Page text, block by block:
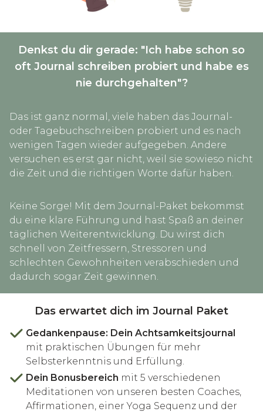
Denkst du dir gerade: "Ich habe schon so
oft Journal schreiben probiert und habe es
nie durchgehalten"?
Das ist ganz normal, viele haben das Journal-
oder Tagebuchschreiben probiert und es nach
wenigen Tagen wieder aufgegeben. Andere
versuchen es erst gar nicht, weil sie sowieso nicht
die Zeit und die richtigen Worte dafür haben.
Keine Sorge! Mit dem Journal-Paket bekommst
du eine klare Führung und hast Spaß an deiner
täglichen Weiterentwicklung. Du wirst dich
schnell von Zeitfressern, Stressoren und
schlechten Gewohnheiten verabschieden und
dadurch sogar Zeit gewinnen.
Das erwartet dich im Journal Paket
Gedankenpause: Dein Achtsamkeitsjournal
mit praktischen Übungen für mehr
Selbsterkenntnis und Erfüllung.
Dein Bonusbereich mit 5 verschiedenen
Meditationen von unseren besten Coaches,
Affirmationen, einer Yoga Sequenz und der